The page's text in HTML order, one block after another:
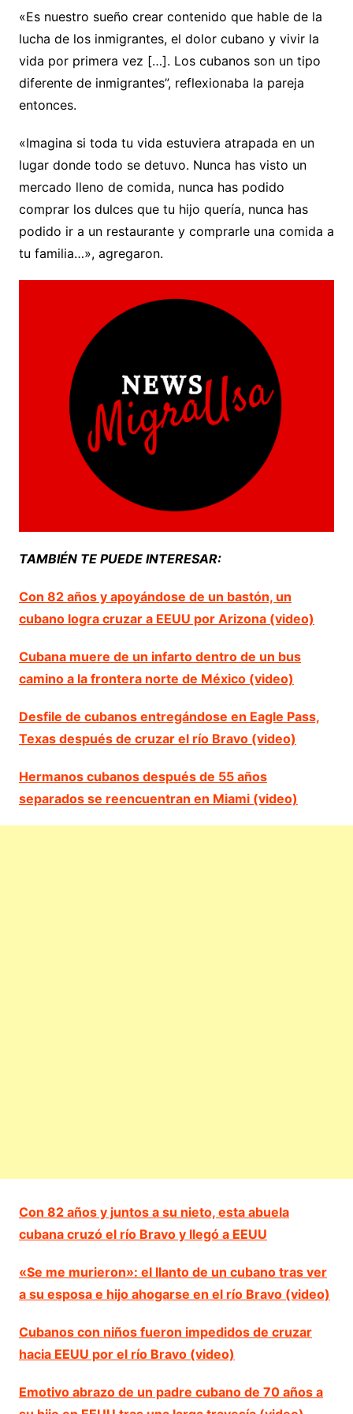
«Es nuestro sueño crear contenido que hable de la
lucha de los inmigrantes, el dolor cubano y vivir la
vida por primera vez […]. Los cubanos son un tipo
diferente de inmigrantes”, reflexionaba la pareja
entonces.
«Imagina si toda tu vida estuviera atrapada en un
lugar donde todo se detuvo. Nunca has visto un
mercado lleno de comida, nunca has podido
comprar los dulces que tu hijo quería, nunca has
podido ir a un restaurante y comprarle una comida a
tu familia…», agregaron.
TAMBIÉN TE PUEDE INTERESAR:
Con 82 años y apoyándose de un bastón, un
cubano logra cruzar a EEUU por Arizona (video)
Cubana muere de un infarto dentro de un bus
camino a la frontera norte de México (video)
Desfile de cubanos entregándose en Eagle Pass,
Texas después de cruzar el río Bravo (video)
Hermanos cubanos después de 55 años
separados se reencuentran en Miami (video)
Con 82 años y juntos a su nieto, esta abuela
cubana cruzó el río Bravo y llegó a EEUU
«Se me murieron»: el llanto de un cubano tras ver
a su esposa e hijo ahogarse en el río Bravo (video)
Cubanos con niños fueron impedidos de cruzar
hacia EEUU por el río Bravo (video)
Emotivo abrazo de un padre cubano de 70 años a